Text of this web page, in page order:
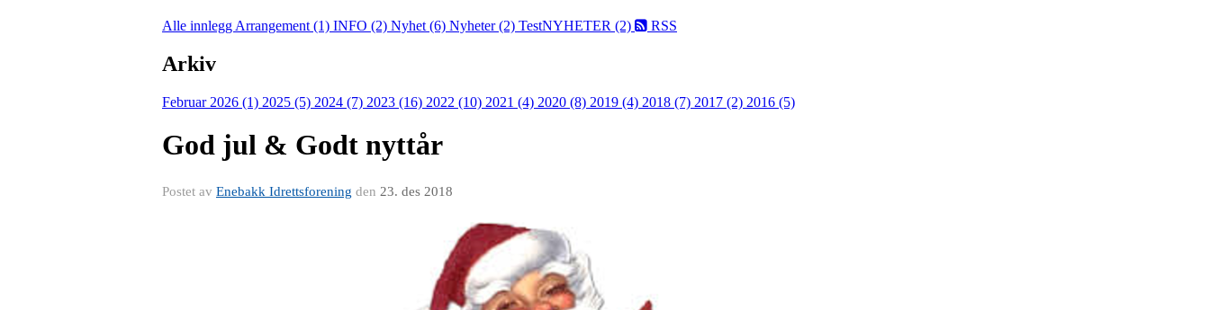
Alle innlegg Arrangement (1) INFO (2) Nyhet (6) Nyheter (2) TestNYHETER (2) RSS
Arkiv
Februar 2026 (1) 2025 (5) 2024 (7) 2023 (16) 2022 (10) 2021 (4) 2020 (8) 2019 (4) 2018 (7) 2017 (2) 2016 (5)
God jul & Godt nyttår
Postet av Enebakk Idrettsforening den 23. des 2018